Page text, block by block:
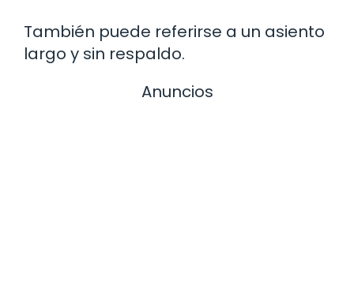
También puede referirse a un asiento
largo y sin respaldo.
Anuncios